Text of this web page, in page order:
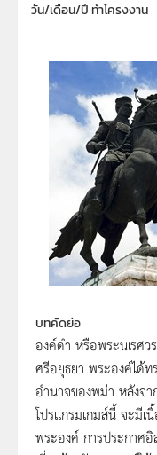
วัน/เดือน/ปี ทำโครงงาน
บทคัดย่อ
องค์ดำ หรือพระนเรศ
ศรีอยุธยา พระองค์ได้ท
อำนาจของพม่า หลังจ
โปรแกรมเกมส์นี้ จะมีเ
พระองค์ การประกาศ